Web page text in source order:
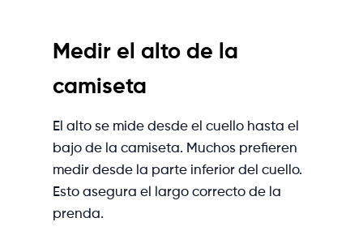
Medir el alto de la
camiseta
El alto se mide desde el cuello hasta el
bajo de la camiseta. Muchos prefieren
medir desde la parte inferior del cuello.
Esto asegura el largo correcto de la
prenda.